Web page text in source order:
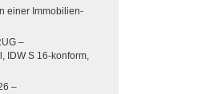
einer Immobilien-
–
IDW S 16-konform,
–